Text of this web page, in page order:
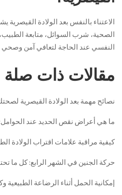
الاعتناء بالنفس بعد الولادة القيصرية
الصحية، شرب السوائل، متابعة
النفسي عند الحاجة لتعافي آمن
مقالات ذات صلة
نصائح مهمة بعد الولادة القيصرية
ما هي أعراض نقص الحديد عند
كيفية مراقبة علامات اقتراب الولادة
حركة الجنين في الشهر الرابع: كل ما
إمكانية الحمل أثناء الرضاعة